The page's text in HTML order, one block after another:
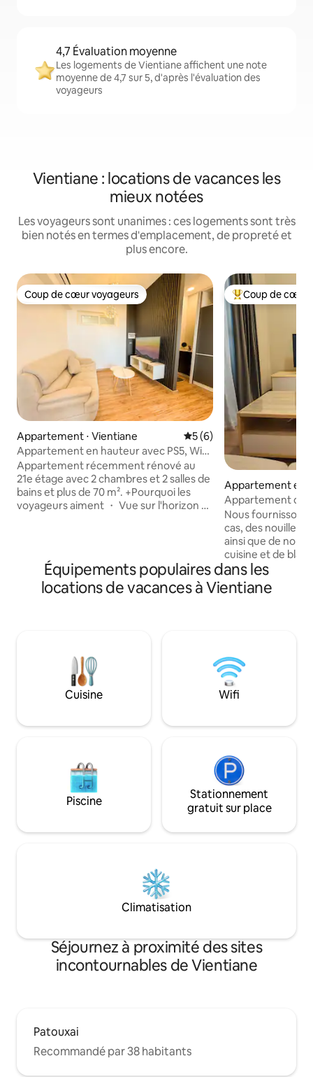
4,7 Évaluation moyenne
Les logements de Vientiane affichent une note
moyenne de 4,7 sur 5, d'après l'évaluation des
voyageurs
Vientiane : locations de vacances les
mieux notées
Les voyageurs sont unanimes : ces logements sont très
bien notés en termes d'emplacement, de propreté et
plus encore.
Coup de cœur voyageurs
Coup de cœur voyageurs
Appartement ⋅ Vientiane Évaluation moyenne sur
5 (6)
Appartement en hauteur avec PS5, WiFi
100 Mbps et accès à la salle de sport
Appartement récemment rénové au
21e étage avec 2 chambres et 2 salles de
bains et plus de 70 m². +Pourquoi les
voyageurs aiment ・ Vue sur l'horizon au
Prêt pour le travail : bureau
ergonomique + Wi-Fi rapide - 100 Mbps
・Mangez et buvez à proximité :
restaurants et cafés de qualité
Bouger et se ressourcer : accès gratuit à
la salle de sport K33 (poids et cours
collectifs). ・Accès facile : prise en
transport.
Coups de cœur
Coup de cœur
Appartement en
ntiane
Appartement
propre – Centre-
Nous
cas, des nouilles
ainsi que de
cuisine et de
des demandes
de mon mieux
quelques
ville (Nam Phou)
de la Victoire de
Marché nocturne
Mékong – 7
10 minutes
Équipements populaires dans les
locations de vacances à Vientiane
Cuisine Wifi
Piscine
Stationnement
gratuit sur place
Climatisation
Séjournez à proximité des sites
incontournables de Vientiane
Patouxai
Recommandé par 38 habitants